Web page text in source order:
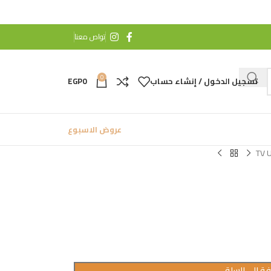
تواص معنا
تسجيل الدخول / إنشاء حساب 0
EGP0
عروض الاسبوع
TV